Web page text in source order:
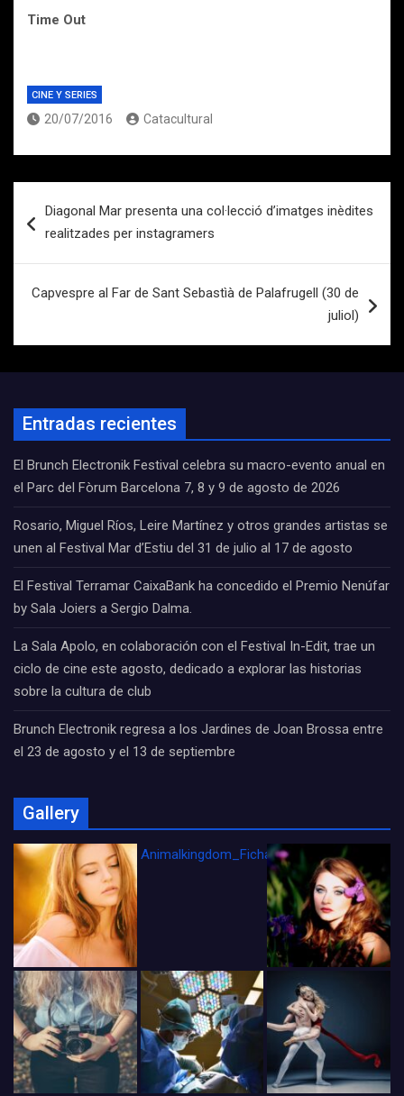
Time Out
CINE Y SERIES
20/07/2016 Catacultural
de
Diagonal Mar presenta una col·lecció d’imatges inèdites
realitzades per instagramers
Capvespre al Far de Sant Sebastìà de Palafrugell (30 de
juliol)
Entradas recientes
El Brunch Electronik Festival celebra su macro-evento anual en
el Parc del Fòrum Barcelona 7, 8 y 9 de agosto de 2026
Rosario, Miguel Ríos, Leire Martínez y otros grandes artistas se
unen al Festival Mar d’Estiu del 31 de julio al 17 de agosto
El Festival Terramar CaixaBank ha concedido el Premio Nenúfar
by Sala Joiers a Sergio Dalma.
La Sala Apolo, en colaboración con el Festival In-Edit, trae un
ciclo de cine este agosto, dedicado a explorar las historias
sobre la cultura de club
Brunch Electronik regresa a los Jardines de Joan Brossa entre
el 23 de agosto y el 13 de septiembre
Gallery
Animalkingdom_FichaCine